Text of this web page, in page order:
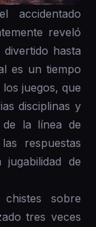
accidentado
reveló
hasta
es un tiempo
juegos, que
disciplinas y
de la línea de
respuestas
de
sobre
tres veces